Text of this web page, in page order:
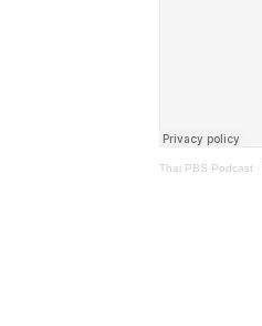
Thai PBS Podcast ·